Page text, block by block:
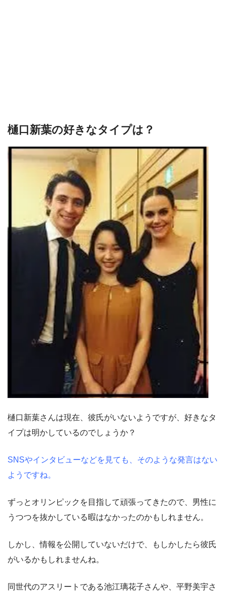
樋口新葉の好きなタイプは？
樋口新葉さんは現在、彼氏がいないようですが、好きなタ
イプは明かしているのでしょうか？
SNSやインタビューなどを見ても、そのような発言はない
ようですね。
ずっとオリンピックを目指して頑張ってきたので、男性に
うつつを抜かしている暇はなかったのかもしれません。
しかし、情報を公開していないだけで、もしかしたら彼氏
がいるかもしれませんね。
同世代のアスリートである池江璃花子さんや、平野美宇さ